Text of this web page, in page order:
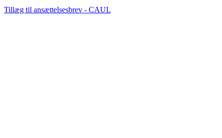
Tillæg til ansættelsesbrev - CAUL